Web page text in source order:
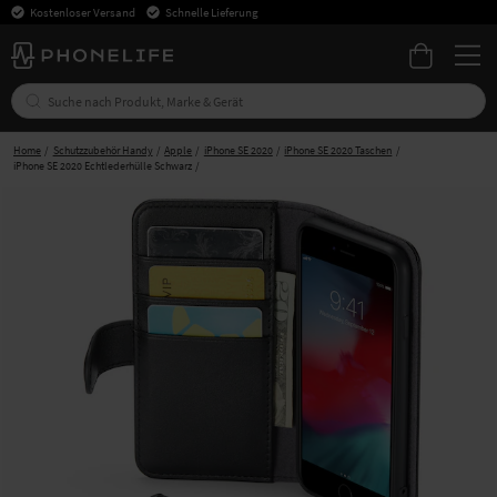
Kostenloser Versand Schnelle Lieferung
Home Schutzzubehör Handy Apple iPhone SE 2020
iPhone SE 2020 Taschen
iPhone SE 2020 Echtlederhülle Schwarz